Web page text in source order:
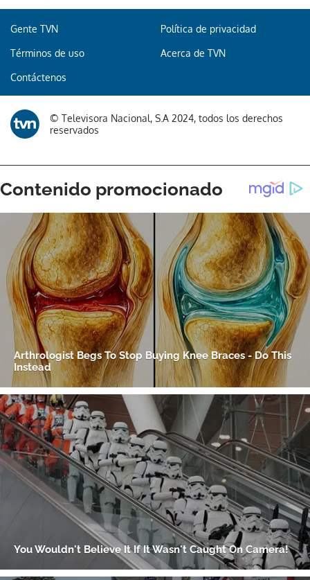
Gracias por suscribirte a nuestro boletín.
ACEPTAR
Gente TVN Política de privacidad
Términos de uso Acerca de TVN
Contáctenos
© Televisora Nacional, S.A 2024, todos los derechos
reservados